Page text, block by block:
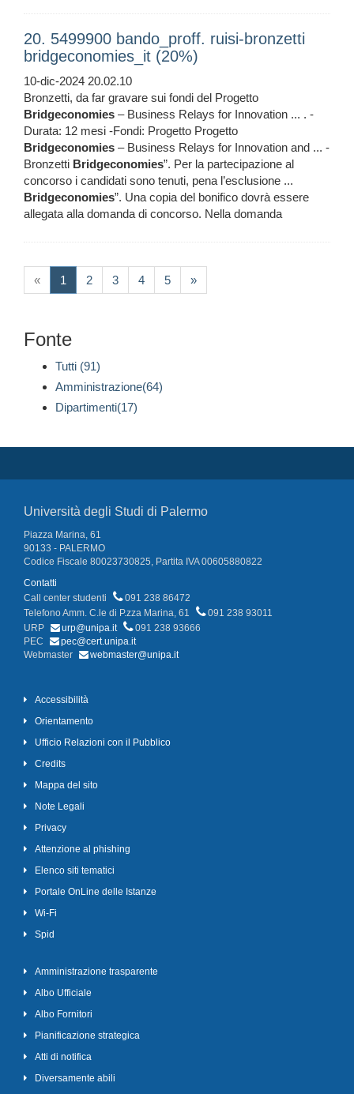
20. 5499900 bando_proff. ruisi-bronzetti
bridgeconomies_it (20%)
10-dic-2024 20.02.10
Bronzetti, da far gravare sui fondi del Progetto
Bridgeconomies – Business Relays for Innovation ... . -
Durata: 12 mesi -Fondi: Progetto Progetto
Bridgeconomies – Business Relays for Innovation and ... -
Bronzetti Bridgeconomies”. Per la partecipazione al
concorso i candidati sono tenuti, pena l’esclusione ...
Bridgeconomies”. Una copia del bonifico dovrà essere
allegata alla domanda di concorso. Nella domanda
« 1 (current)
2 3 4 5 »
Fonte
Tutti (91)
Amministrazione(64)
Dipartimenti(17)
Università degli Studi di Palermo
Piazza Marina, 61
90133 - PALERMO
Codice Fiscale 80023730825, Partita IVA 00605880822
Contatti
Call center studenti
091 238 86472
Telefono Amm. C.le di P.zza Marina, 61
091 238 93011
URP
urp@unipa.it
091 238 93666
PEC
pec@cert.unipa.it
Webmaster
webmaster@unipa.it
Accessibilità
Orientamento
Ufficio Relazioni con il Pubblico
Credits
Mappa del sito
Note Legali
Privacy
Attenzione al phishing
Elenco siti tematici
Portale OnLine delle Istanze
Wi-Fi
Spid
Amministrazione trasparente
Albo Ufficiale
Albo Fornitori
Pianificazione strategica
Atti di notifica
Diversamente abili